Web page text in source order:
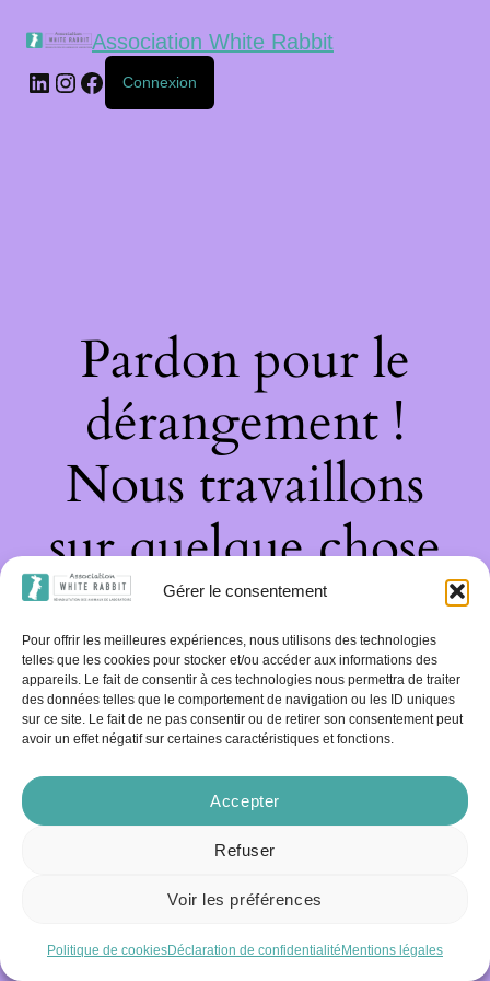
Gérer le consentement
Pour offrir les meilleures expériences, nous utilisons des technologies
telles que les cookies pour stocker et/ou accéder aux informations des
appareils. Le fait de consentir à ces technologies nous permettra de traiter
des données telles que le comportement de navigation ou les ID uniques
sur ce site. Le fait de ne pas consentir ou de retirer son consentement peut
avoir un effet négatif sur certaines caractéristiques et fonctions.
Accepter
Refuser
Voir les préférences
Politique de cookiesDéclaration de confidentialité Mentions légales
Association White Rabbit
Connexion
Pardon pour le
dérangement !
Nous travaillons
sur quelque chose
de fantastique –
revenez bientôt !